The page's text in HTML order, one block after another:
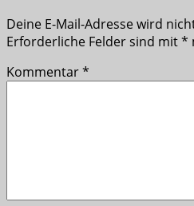
Deine E-Mail-Adresse wird
Erforderliche Felder sind mit*
Kommentar*